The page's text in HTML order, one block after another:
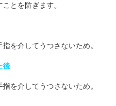
とを防ぎます。
を介してうつさないため。
後
を介してうつさないため。